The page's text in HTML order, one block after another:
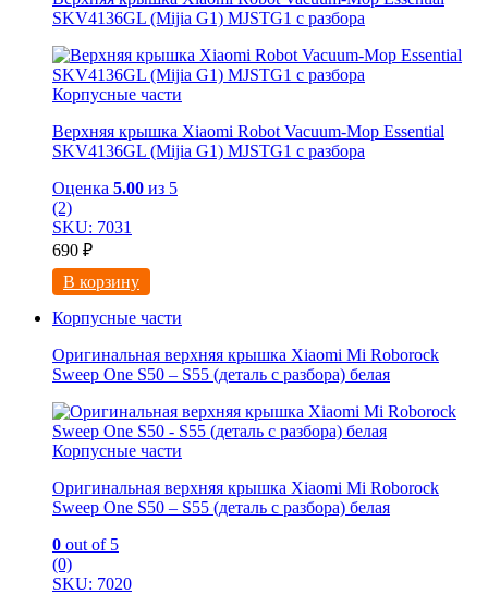
SKV4136GL (Mijia G1) MJSTG1 с разбора
Корпусные части
Верхняя крышка Xiaomi Robot Vacuum-Mop Essential
SKV4136GL (Mijia G1) MJSTG1 с разбора
Оценка 5.00 из 5
(2)
SKU: 7031
690 ₽
В корзину
Корпусные части
Оригинальная верхняя крышка Xiaomi Mi Roborock
Sweep One S50 – S55 (деталь с разбора) белая
Корпусные части
Оригинальная верхняя крышка Xiaomi Mi Roborock
Sweep One S50 – S55 (деталь с разбора) белая
0 out of 5
(0)
SKU: 7020